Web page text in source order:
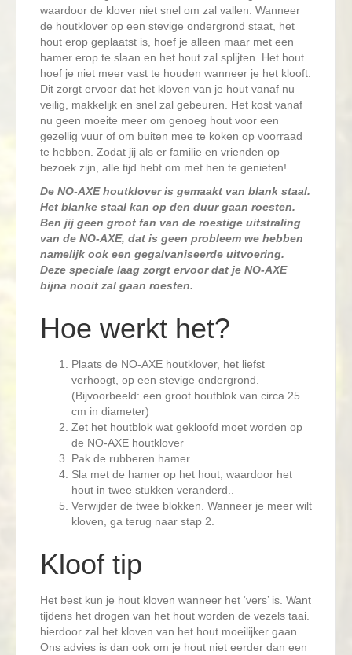
waardoor de klover niet snel om zal vallen. Wanneer
de houtklover op een stevige ondergrond staat, het
hout erop geplaatst is, hoef je alleen maar met een
hamer erop te slaan en het hout zal splijten. Het hout
hoef je niet meer vast te houden wanneer je het klooft.
Dit zorgt ervoor dat het kloven van je hout vanaf nu
veilig, makkelijk en snel zal gebeuren. Het kost vanaf
nu geen moeite meer om genoeg hout voor een
gezellig vuur of om buiten mee te koken op voorraad
te hebben. Zodat jij als er familie en vrienden op
bezoek zijn, alle tijd hebt om met hen te genieten!
De NO-AXE houtklover is gemaakt van blank staal.
Het blanke staal kan op den duur gaan roesten.
Ben jij geen groot fan van de roestige uitstraling
van de NO-AXE, dat is geen probleem we hebben
namelijk ook een gegalvaniseerde uitvoering.
Deze speciale laag zorgt ervoor dat je NO-AXE
bijna nooit zal gaan roesten.
Hoe werkt het?
Plaats de NO-AXE houtklover, het liefst
verhoogt, op een stevige ondergrond.
(Bijvoorbeeld: een groot houtblok van circa 25
cm in diameter)
Zet het houtblok wat gekloofd moet worden op
de NO-AXE houtklover
Pak de rubberen hamer.
Sla met de hamer op het hout, waardoor het
hout in twee stukken veranderd..
Verwijder de twee blokken. Wanneer je meer wilt
kloven, ga terug naar stap 2.
Kloof tip
Het best kun je hout kloven wanneer het ‘vers’ is. Want
tijdens het drogen van het hout worden de vezels taai.
hierdoor zal het kloven van het hout moeilijker gaan.
Ons advies is dan ook om je hout niet eerder dan een